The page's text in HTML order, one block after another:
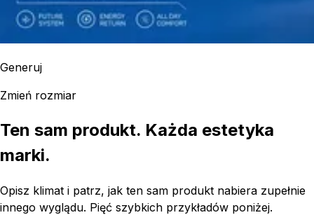
Generuj
Zmień rozmiar
Ten sam produkt. Każda estetyka
marki.
Opisz klimat i patrz, jak ten sam produkt nabiera zupełnie
innego wyglądu. Pięć szybkich przykładów poniżej.